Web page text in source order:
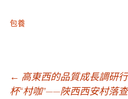
包養
文
← 高東西的品質成長調研
杯“村咖”——陜西西安村落